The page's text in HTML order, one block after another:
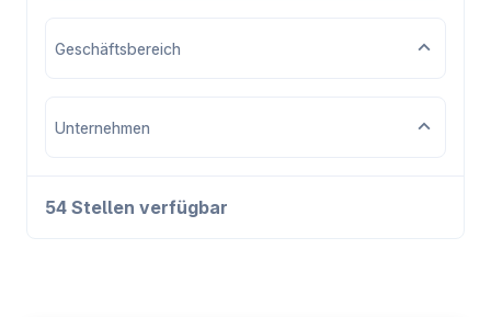
Geschäftsbereich
Unternehmen
54 Stellen verfügbar